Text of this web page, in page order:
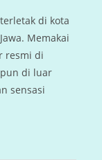
di kota
Memakai
resmi di
di luar
sensasi